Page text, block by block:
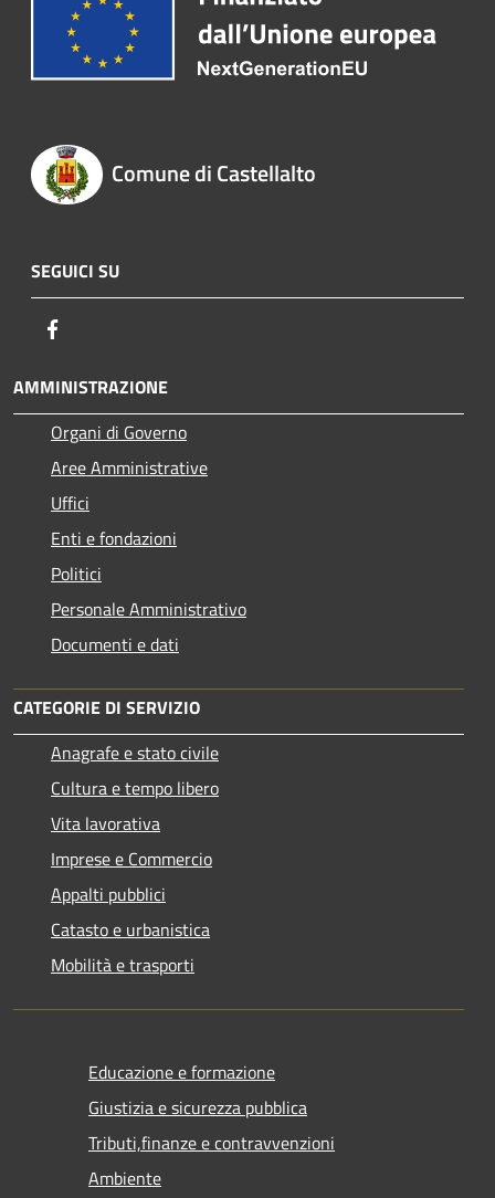
Comune di Castellalto
SEGUICI SU
AMMINISTRAZIONE
Organi di Governo
Aree Amministrative
Uffici
Enti e fondazioni
Politici
Personale Amministrativo
Documenti e dati
CATEGORIE DI SERVIZIO
Anagrafe e stato civile
Cultura e tempo libero
Vita lavorativa
Imprese e Commercio
Appalti pubblici
Catasto e urbanistica
Mobilità e trasporti
Educazione e formazione
Giustizia e sicurezza pubblica
Tributi,finanze e contravvenzioni
Ambiente